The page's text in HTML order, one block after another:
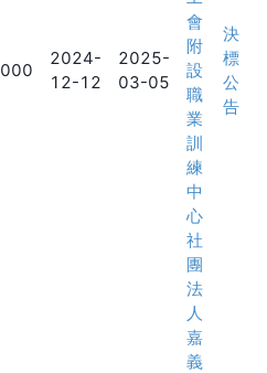
2024-
12-12
2025-
03-05
會
附
設
職
業
訓
練
中
心
社
團
法
人
嘉
義
決
標
公
告